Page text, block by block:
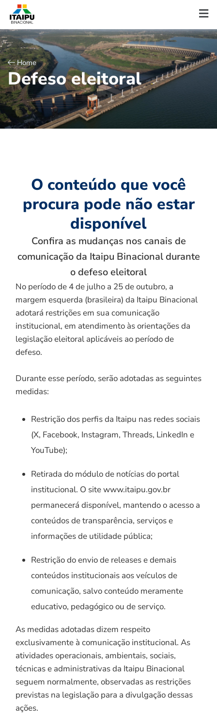
Home
Defeso eleitoral
O conteúdo que você
procura pode não estar
disponível
Confira as mudanças nos canais de
comunicação da Itaipu Binacional durante
o defeso eleitoral
No período de 4 de julho a 25 de outubro, a
margem esquerda (brasileira) da Itaipu Binacional
adotará restrições em sua comunicação
institucional, em atendimento às orientações da
legislação eleitoral aplicáveis ao período de
defeso.
Durante esse período, serão adotadas as seguintes
medidas:
Restrição dos perfis da Itaipu nas redes sociais
(X, Facebook, Instagram, Threads, LinkedIn e
YouTube);
Retirada do módulo de notícias do portal
institucional. O site www.itaipu.gov.br
permanecerá disponível, mantendo o acesso a
conteúdos de transparência, serviços e
informações de utilidade pública;
Restrição do envio de releases e demais
conteúdos institucionais aos veículos de
comunicação, salvo conteúdo meramente
educativo, pedagógico ou de serviço.
As medidas adotadas dizem respeito
exclusivamente à comunicação institucional. As
atividades operacionais, ambientais, sociais,
técnicas e administrativas da Itaipu Binacional
seguem normalmente, observadas as restrições
previstas na legislação para a divulgação dessas
ações.